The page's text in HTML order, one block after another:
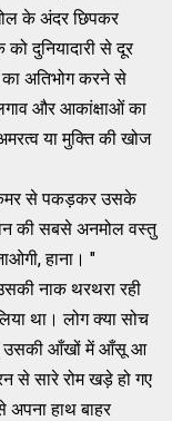
के अंदर छिपकर
दुनियादारी से दूर
का अतिभोग करने से
और आकांक्षाओं का
या मुक्ति की खोज
कमर से पकड़कर उसके
की सबसे अनमोल वस्तु
हाना। "
नाक थरथरा रही
था। लोग क्या सोच
उसकी आँखों में आँसू आ
से सारे रोम खड़े हो गए
अपना हाथ बाहर